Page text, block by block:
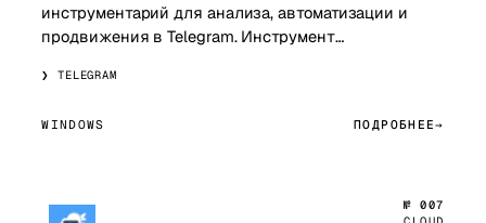
инструментарий для анализа, автоматизации и
продвижения в Telegram. Инструмент
активности…
TELEGRAM
WINDOWS ПОДРОБНЕЕ
№ 007